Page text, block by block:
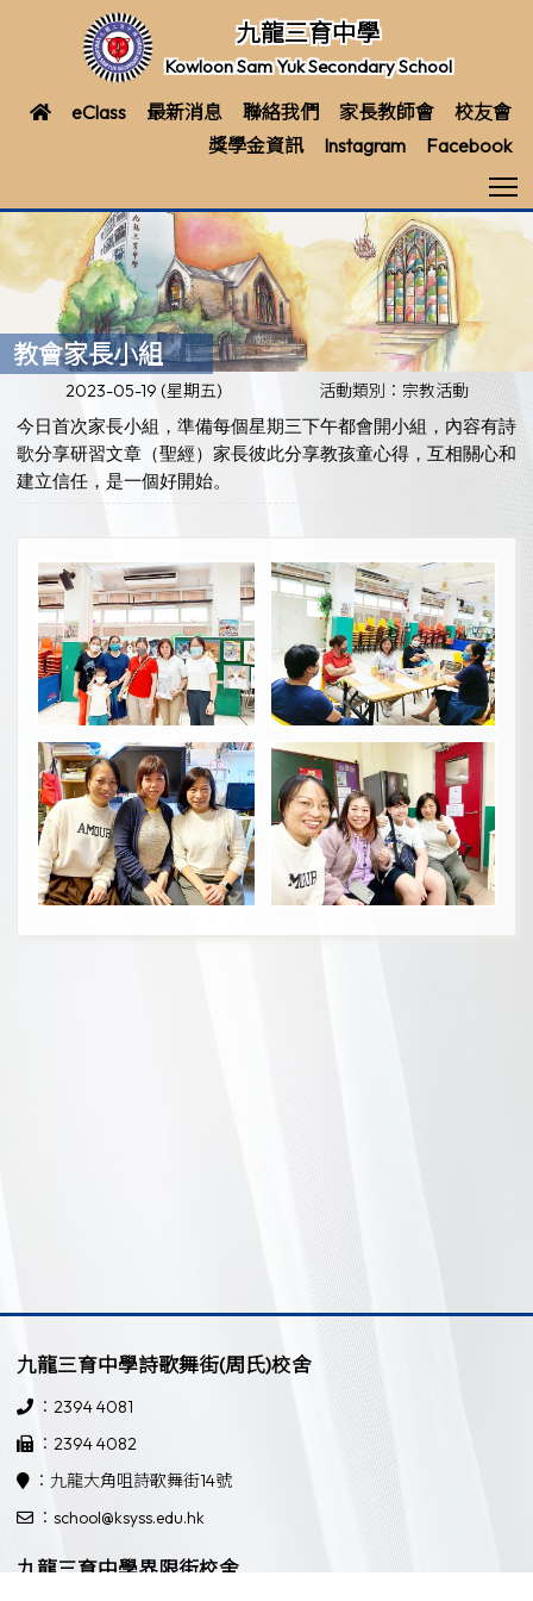
九龍三育中學
Kowloon Sam Yuk Secondary School
eClass 最新消息 聯絡我們 家長教師會
校友會
獎學金資訊
Instagram Facebook
教會家長小組
2023-05-19 (星期五) 活動類別：宗教活動
今日首次家長小組，準備每個星期三下午都會開小組，內容有詩
歌分享研習文章（聖經）家長彼此分享教孩童心得，互相關心和
建立信任，是一個好開始。
九龍三育中學詩歌舞街(周氏)校舍
：2394 4081
：2394 4082
：九龍大角咀詩歌舞街14號
：school@ksyss.edu.hk
九龍三育中學界限街校舍